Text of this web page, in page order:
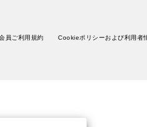
員ご利用規約 Cookieポリシーおよび利用者